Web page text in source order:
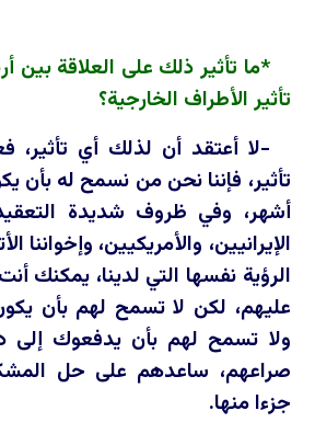
*ما تأثير ذلك على العلاقة بين
تأثير الأطراف الخارجية؟
-لا أعتقد أن لذلك أي تأثير،
تأثير، فإننا نحن من نسمح له بأن
أشهر، وفي ظروف شديدة
الإيرانيين، والأمريكيين، وإخواننا
الرؤية نفسها التي لدينا، يمكنك
عليهم، لكن لا تسمح لهم بأن
ولا تسمح لهم بأن يدفعوك إلى
صراعهم، ساعدهم على حل
جزءا منها.